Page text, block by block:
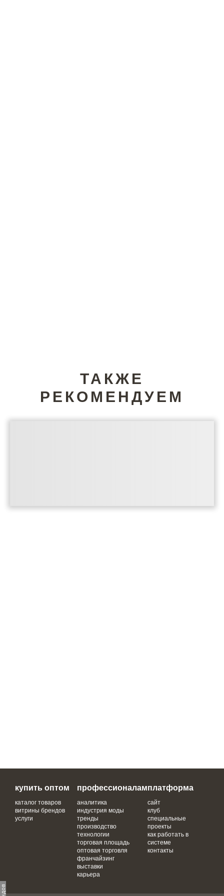
ТАКЖЕ
РЕКОМЕНДУЕМ
купить оптом
каталог товаров
витрины брендов
услуги
профессионалам
аналитика
индустрия моды
тренды
производство
технологии
торговая площадь
оптовая торговля
франчайзинг
выставки
карьера
платформа
сайт
клуб
специальные
проекты
как работать в
системе
контакты